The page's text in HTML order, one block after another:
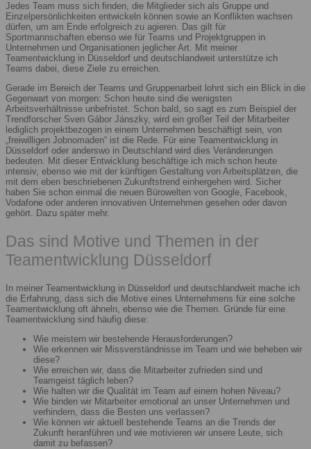
Jedes Team muss sich finden, die Mitglieder sich als Gruppe und
Einzelpersönlichkeiten entwickeln können sowie an Konflikten wachsen
dürfen, um am Ende erfolgreich zu agieren. Das gilt für
Sportmannschaften ebenso wie für Teams und Projektgruppen in
Unternehmen und Organisationen jeglicher Art. Mit meiner
Teamentwicklung in Düsseldorf und deutschlandweit unterstütze ich
Teams dabei, diese Ziele zu erreichen.
Gerade im Bereich der Teams und Gruppenarbeit lohnt sich ein Blick in die
Gegenwart von morgen: Schon heute sind die wenigsten
Arbeitsverhältnisse unbefristet. Schon bald, so sagt es zum Beispiel der
Trendforscher Sven Gábor Jánszky, wird ein großer Teil der Mitarbeiter
lediglich projektbezogen in einem Unternehmen beschäftigt sein, von
„freiwilligen Jobnomaden“ ist die Rede. Für eine Teamentwicklung in
Düsseldorf oder anderswo in Deutschland wird dies Veränderungen
bedeuten. Mit dieser Entwicklung beschäftige ich mich schon heute
intensiv, ebenso wie mit der künftigen Gestaltung von Arbeitsplätzen, die
mit dem eben beschriebenen Zukunftstrend einhergehen wird. Sicher
haben Sie schon einmal die neuen Bürowelten von Google, Facebook,
Vodafone oder anderen innovativen Unternehmen gesehen oder davon
gehört. Dazu später mehr.
Das sind Motive und Themen in der
Teamentwicklung Düsseldorf
In meiner Teamentwicklung in Düsseldorf und deutschlandweit mache ich
die Erfahrung, dass sich die Motive eines Unternehmens für eine solche
Teamentwicklung oft ähneln, ebenso wie die Themen. Gründe für eine
Teamentwicklung sind häufig diese:
Wie meistern wir bestehende Herausforderungen?
Wie erkennen wir Missverständnisse im Team und wie beheben wir
diese?
Wie erreichen wir, dass die Mitarbeiter zufrieden sind und
Teamgeist täglich leben?
Wie halten wir die Qualität im Team auf einem hohen Niveau?
Wie binden wir Mitarbeiter emotional an unser Unternehmen und
verhindern, dass die Besten uns verlassen?
Wie können wir aktuell bestehende Teams an die Trends der
Zukunft heranführen und wie motivieren wir unsere Leute, sich
damit zu befassen?